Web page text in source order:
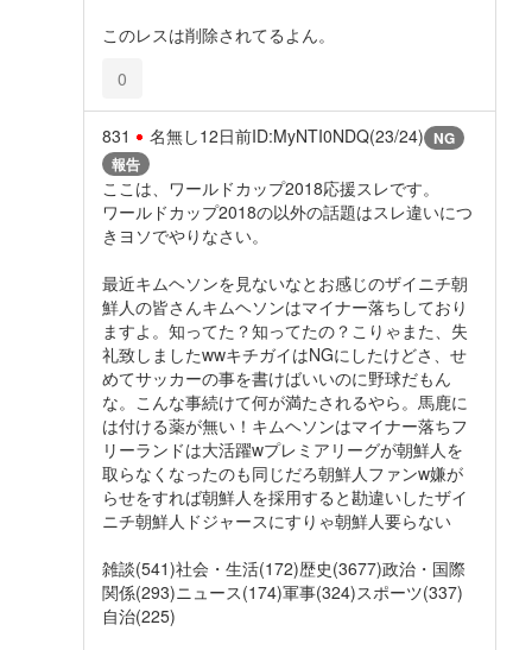
このレスは削除されてるよん。
0
831 名無し12日前ID:MyNTI0NDQ(23/24) NG
報告
ここは、ワールドカップ2018応援スレです。
ワールドカップ2018の以外の話題はスレ違いにつ
きヨソでやりなさい。
最近キムヘソンを見ないなとお感じのザイニチ朝
鮮人の皆さんキムヘソンはマイナー落ちしており
ますよ。知ってた？知ってたの？こりゃまた、失
礼致しましたwwキチガイはNGにしたけどさ、せ
めてサッカーの事を書けばいいのに野球だもん
な。こんな事続けて何が満たされるやら。馬鹿に
は付ける薬が無い！キムヘソンはマイナー落ちフ
リーランドは大活躍wプレミアリーグが朝鮮人を
取らなくなったのも同じだろ朝鮮人ファンw嫌が
らせをすれば朝鮮人を採用すると勘違いしたザイ
ニチ朝鮮人ドジャースにすりゃ朝鮮人要らない
雑談(541)社会・生活(172)歴史(3677)政治・国際
関係(293)ニュース(174)軍事(324)スポーツ(337)
自治(225)